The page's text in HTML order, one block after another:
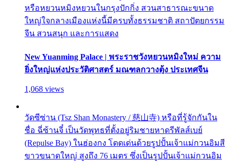
หรือหยวนหมิงหยวนในกรุงปักกิ่ง สวนสาธารณะขนาด
ใหญ่ใจกลางเมืองแห่งนี้มีครบทั้งธรรมชาติ สถาปัตยกรรม
จีน สวนสนุก และการแสดง
New Yuanming Palace | พระราชวังหยวนหมิงใหม่ ความ
ยิ่งใหญ่แห่งประวัติศาสตร์ มณฑลกวางตุ้ง ประเทศจีน
1,068 views
วัดซีซ่าน (Tsz Shan Monastery / 慈山寺) หรือที่รู้จักกันใน
ชื่อ ฉี่ซ้านจี๋ เป็นวัดพุทธที่ตั้งอยู่ริมชายหาดรีพัลส์เบย์
(Repulse Bay) ในฮ่องกง โดดเด่นด้วยรูปปั้นเจ้าแม่กวนอิมสี
ขาวขนาดใหญ่ สูงถึง 76 เมตร ซึ่งเป็นรูปปั้นเจ้าแม่กวนอิม